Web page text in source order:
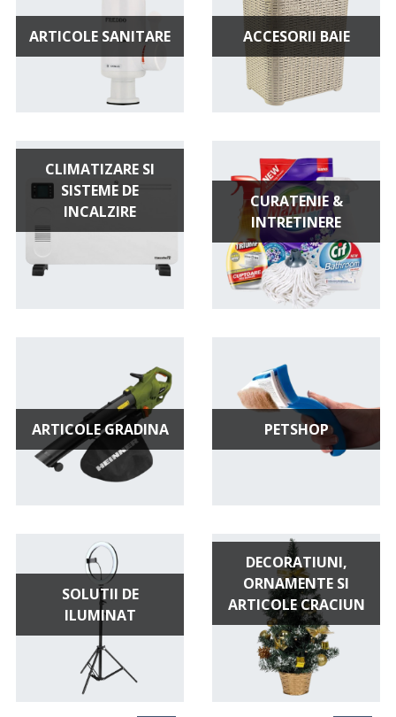
ARTICOLE SANITARE ACCESORII BAIE
CLIMATIZARE SI
SISTEME DE
INCALZIRE
CURATENIE &
INTRETINERE
ARTICOLE GRADINA PETSHOP
SOLUTII DE
ILUMINAT
DECORATIUNI,
ORNAMENTE SI
ARTICOLE CRACIUN